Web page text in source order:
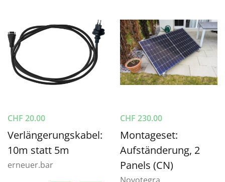
CHF 20.00
Verlängerungskabel:
10m statt 5m
erneuer.bar
CHF 230.00
Montageset:
Aufständerung, 2
Panels (CN)